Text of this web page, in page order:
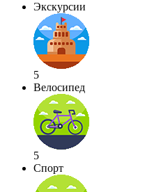
Экскурсии
5
Велосипед
5
Спорт